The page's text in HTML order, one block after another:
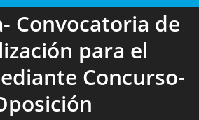
Convocatoria de
para el
Concurso-